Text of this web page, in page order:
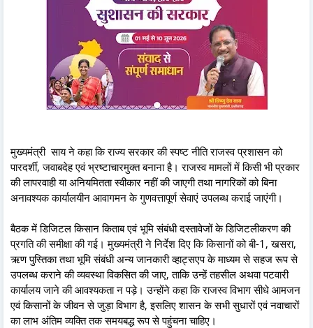
मुख्यमंत्री साय ने कहा कि राज्य सरकार की स्पष्ट नीति राजस्व प्रशासन को
पारदर्शी, जवाबदेह एवं भ्रष्टाचारमुक्त बनाना है। राजस्व मामलों में किसी भी प्रकार
की लापरवाही या अनियमितता स्वीकार नहीं की जाएगी तथा नागरिकों को बिना
अनावश्यक कार्यालयीन आवागमन के गुणवत्तापूर्ण सेवाएं उपलब्ध कराई जाएंगी।
बैठक में डिजिटल किसान किताब एवं भूमि संबंधी दस्तावेजों के डिजिटलीकरण की
प्रगति की समीक्षा की गई। मुख्यमंत्री ने निर्देश दिए कि किसानों को बी-1, खसरा,
ऋण पुस्तिका तथा भूमि संबंधी अन्य जानकारी व्हाट्सएप के माध्यम से सहज रूप से
उपलब्ध कराने की व्यवस्था विकसित की जाए, ताकि उन्हें तहसील अथवा पटवारी
कार्यालय जाने की आवश्यकता न पड़े। उन्होंने कहा कि राजस्व विभाग सीधे आमजन
एवं किसानों के जीवन से जुड़ा विभाग है, इसलिए शासन के सभी सुधारों एवं नवाचारों
का लाभ अंतिम व्यक्ति तक समयबद्ध रूप से पहुंचना चाहिए।